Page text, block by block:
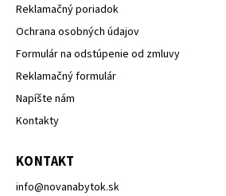
Reklamačný poriadok
Ochrana osobných údajov
Formulár na odstúpenie od zmluvy
Reklamačný formulár
Napíšte nám
Kontakty
KONTAKT
info@novanabytok.sk